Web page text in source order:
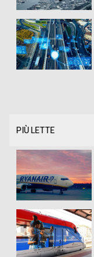
PIÙ LETTE